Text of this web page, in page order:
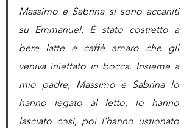
Massimo e Sabrina si sono accaniti
su Emmanuel. È stato costretto a
bere latte e caffè amaro che gli
veniva iniettato in bocca. Insieme a
mio padre, Massimo e Sabrina lo
hanno legato al letto, lo hanno
lasciato così, poi l'hanno ustionato